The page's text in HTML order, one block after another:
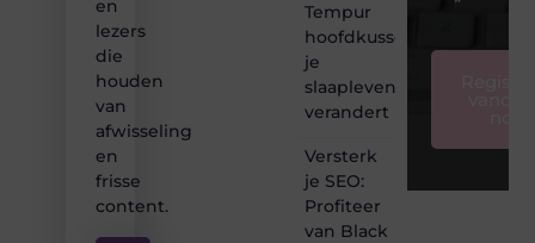
en
lezers
die
houden
van
afwisseling
en
frisse
content.
Tempur
hoofdkussen
je
slaapleven
verandert
Versterk
je SEO:
Profiteer
van Black